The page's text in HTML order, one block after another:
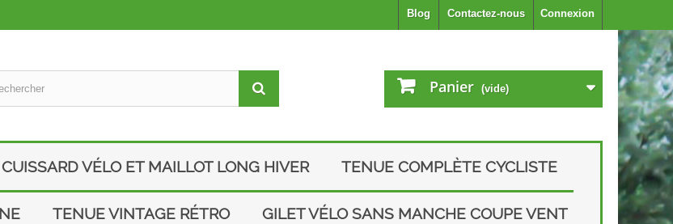
Connexion
Contactez-nous
Blog
Panier (vide)
CUISSARD VÉLO ET MAILLOT LONG HIVER TENUE COMPLÈTE CYCLISTE
TENUE VINTAGE RÉTRO GILET VÉLO SANS MANCHE COUPE VENT